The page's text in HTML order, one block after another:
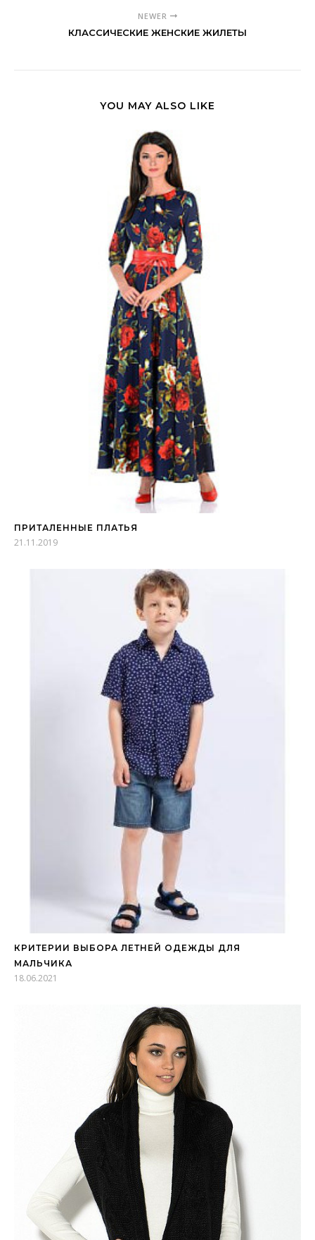
NEWER
КЛАССИЧЕСКИЕ ЖЕНСКИЕ ЖИЛЕТЫ
YOU MAY ALSO LIKE
ПРИТАЛЕННЫЕ ПЛАТЬЯ
21.11.2019
КРИТЕРИИ ВЫБОРА ЛЕТНЕЙ ОДЕЖДЫ ДЛЯ
МАЛЬЧИКА
18.06.2021